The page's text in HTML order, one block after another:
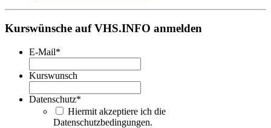
Kurswünsche auf VHS.INFO anmelden
E-Mail*
Kurswunsch
Datenschutz*
Hiermit akzeptiere ich die
Datenschutzbedingungen.